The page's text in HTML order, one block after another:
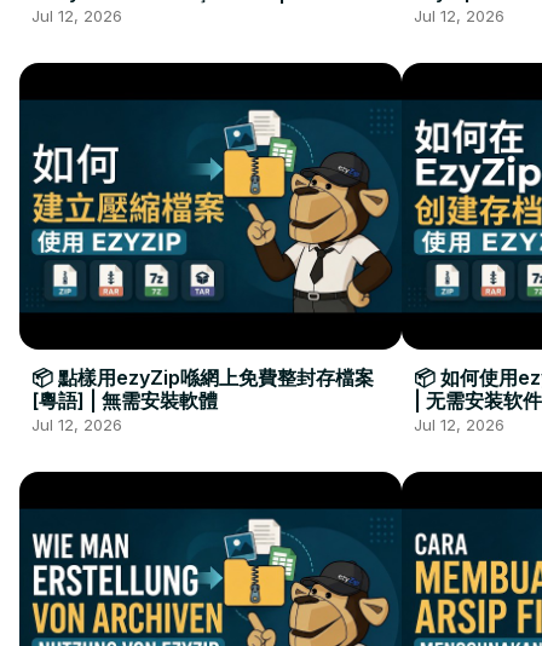
Kurulumu Gerekmez
Jul 12, 2026
Installation
Jul 12, 2026
📦 點樣用ezyZip喺網上免費整封存檔案
[粵語] | 無需安裝軟體
Jul 12, 2026
📦 如何使用
| 无需安装软件
Jul 12, 2026